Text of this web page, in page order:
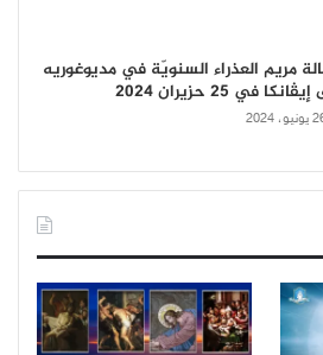
مريم العذراء السنويّة في مديوغوريه
في 25 حزيران 2024
2024